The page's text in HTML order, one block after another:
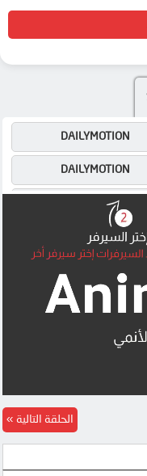
DAILYMOTION
OK
DAILYMOTION
الحلقة التالية